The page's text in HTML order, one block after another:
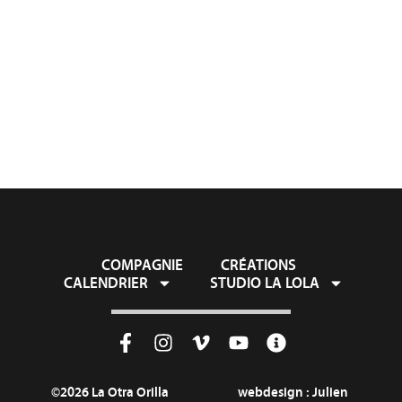
COMPAGNIE
CRÉATIONS
CALENDRIER
STUDIO LA LOLA
©2026 La Otra Orilla webdesign : Julien